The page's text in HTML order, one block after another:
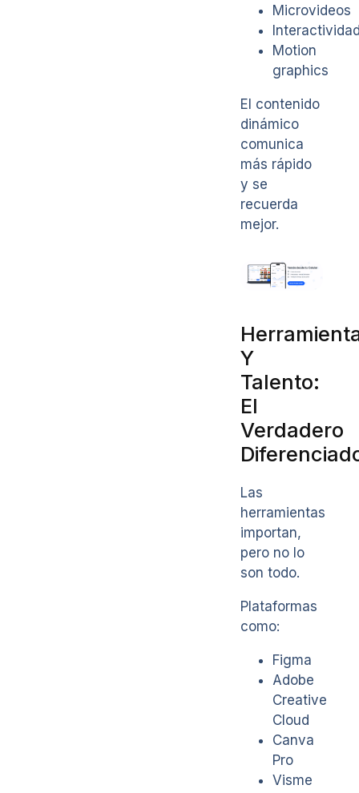
Microvideos
Motion
graphics
El contenido
dinámico
comunica
más rápido
y se
recuerda
mejor.
Y
Talento:
El
Verdadero
Las
herramientas
importan,
pero no lo
son todo.
Plataformas
como:
Figma
Adobe
Creative
Cloud
Canva
Pro
Visme